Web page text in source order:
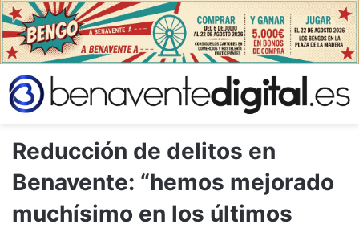
Reducción de delitos en
Benavente: “hemos mejorado
muchísimo en los últimos